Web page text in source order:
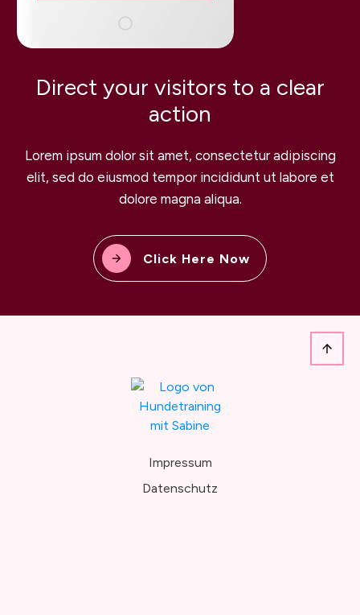
Direct your visitors to a clear
action
Lorem ipsum dolor sit amet, consectetur adipiscing
elit, sed do eiusmod tempor incididunt ut labore et
dolore magna aliqua.
Click Here Now
Impressum
Datenschutz